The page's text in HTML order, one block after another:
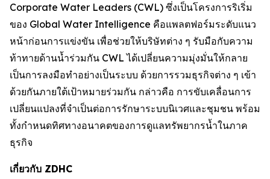
Corporate Water Leaders (CWL) ซึ่งเป็นโครงการริเริ่ม
ของ Global Water Intelligence คือแพลตฟอร์มระดับแนว
หน้าก่อนการแข่งขัน เพื่อช่วยให้บริษัทต่าง ๆ รับมือกับความ
ท้าทายด้านน้ำร่วมกัน CWL ได้เปลี่ยนความมุ่งมั่นให้กลาย
เป็นการลงมือทำอย่างเป็นระบบ ด้วยการรวมธุรกิจต่าง ๆ เข้า
ด้วยกันภายใต้เป้าหมายร่วมกัน กล่าวคือ การขับเคลื่อนการ
เปลี่ยนแปลงที่จำเป็นต่อการรักษาระบบนิเวศและชุมชน พร้อม
ทั้งกำหนดทิศทางอนาคตของการดูแลทรัพยากรน้ำในภาค
ธุรกิจ
เกี่ยวกับ ZDHC